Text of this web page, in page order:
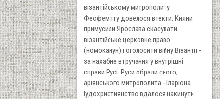
візантійському митрополиту
Феофемпту довелося втекти. Кияни
примусили Ярослава скасувати
візантійське церковне право
(номоканун) і оголосити війну Візантії -
за нахабне втручання у внутрішні
справи Русі. Руси обрали свого,
аріянського митрополита - Іларіона.
Іудохристиянство вдалося накинути